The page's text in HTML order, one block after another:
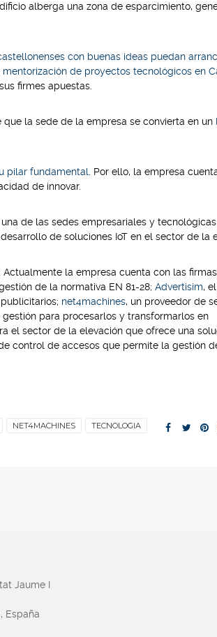
alberga una zona de esparcimiento,
con buenas ideas puedan
mentorización de proyectos tecnológicos en
firmes apuestas.
la sede de la empresa se convierta en un
pilar fundamental . Por ello, la empresa
de innovar.
de las sedes empresariales y
de soluciones IoT en el sector de la
la empresa cuenta con las firmas
de la normativa EN 81-28; Advertisim,
net4machines, un proveedor de
para procesarlos y transformarlos en
el sector de la elevación que ofrece una
control de accesos que permite la gestión
NET4MACHINES TECNOLOGIA
Jaume I
España